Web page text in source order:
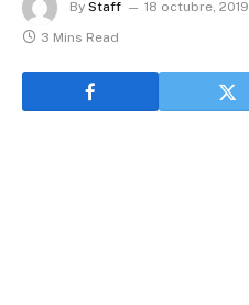
By Staff 18 octubre, 2019
3 Mins Read